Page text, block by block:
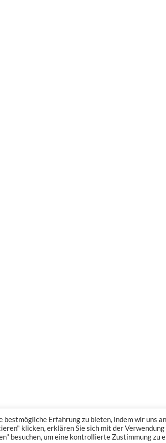
Erfahrung zu bieten, indem wir uns
klicken, erklären Sie sich mit der Verwendung
besuchen, um eine kontrollierte Zustimmung zu